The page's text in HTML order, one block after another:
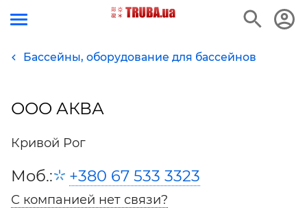
Бассейны, оборудование для бассейнов
ООО АКВА
Кривой Рог
Моб.: +380 67 533 3323
С компанией нет связи?